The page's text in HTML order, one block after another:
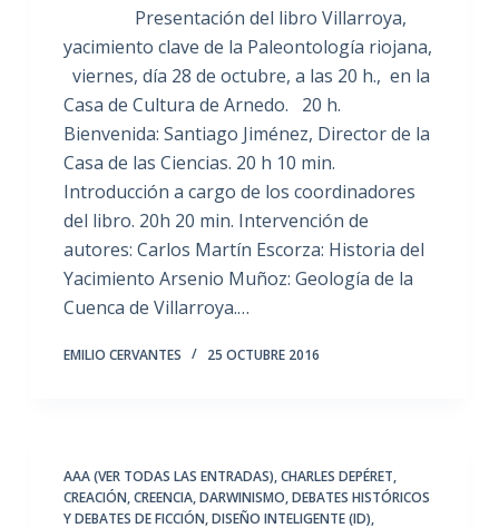
Presentación del libro Villarroya,
yacimiento clave de la Paleontología riojana,
viernes, día 28 de octubre, a las 20 h., en la
Casa de Cultura de Arnedo. 20 h.
Bienvenida: Santiago Jiménez, Director de la
Casa de las Ciencias. 20 h 10 min.
Introducción a cargo de los coordinadores
del libro. 20h 20 min. Intervención de
autores: Carlos Martín Escorza: Historia del
Yacimiento Arsenio Muñoz: Geología de la
Cuenca de Villarroya.…
EMILIO CERVANTES 25 OCTUBRE 2016
AAA (VER TODAS LAS ENTRADAS),CHARLES DEPÉRET,
CREACIÓN,CREENCIA,DARWINISMO,DEBATES HISTÓRICOS
Y DEBATES DE FICCIÓN,DISEÑO INTELIGENTE (ID),